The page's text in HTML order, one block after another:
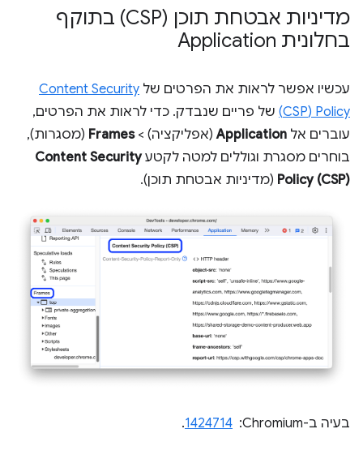
מדיניות אבטחת תוכן (CSP) בתוקף
בחלונית Application
עכשיו אפשר לראות את הפרטים של Content Security
Policy‏ (CSP)
של פריים שנבדק. כדי לראות את הפרטים,
עוברים אל Application(אפליקציה) >Frames (מסגרות),
בוחרים מסגרת וגוללים למטה לקטעContent Security
Policy (CSP) (מדיניות אבטחת תוכן).
בעיה ב-Chromium: ‏ 1424714
.